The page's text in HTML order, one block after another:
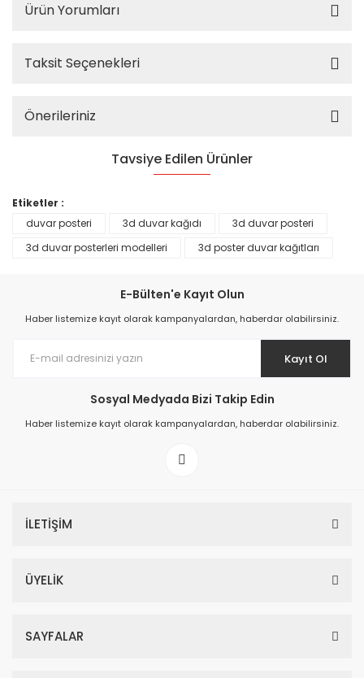
Ürün Yorumları
Taksit Seçenekleri
Önerileriniz
Tavsiye Edilen Ürünler
Etiketler :
duvar posteri
3d duvar kağıdı
3d duvar posteri
3d duvar posterleri modelleri
3d poster duvar kağıtları
E-Bülten'e Kayıt Olun
Haber listemize kayıt olarak kampanyalardan, haberdar olabilirsiniz.
Kayıt Ol
Sosyal Medyada Bizi Takip Edin
Haber listemize kayıt olarak kampanyalardan, haberdar olabilirsiniz.
İLETİŞİM
ÜYELİK
SAYFALAR